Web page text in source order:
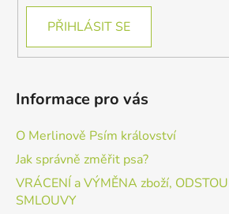
PŘIHLÁSIT SE
Informace pro vás
O Merlinově Psím království
Jak správně změřit psa?
VRÁCENÍ a VÝMĚNA zboží,
SMLOUVY